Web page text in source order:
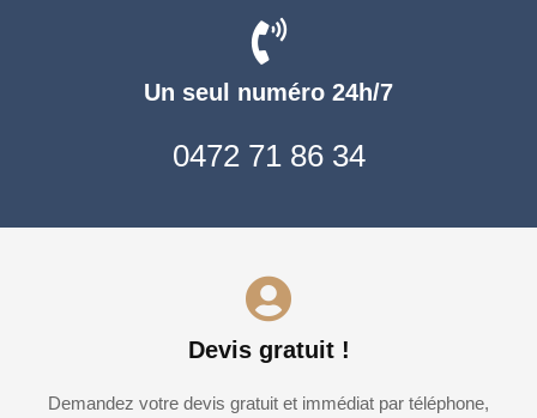
Un seul numéro 24h/7
0472 71 86 34
Devis gratuit !
Demandez votre devis gratuit et immédiat par téléphone,